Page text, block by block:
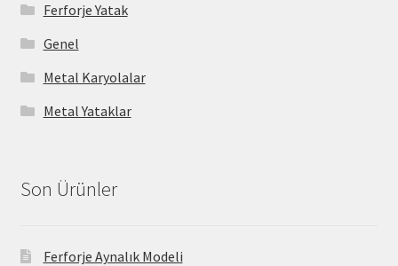
Ferforje Yatak
Genel
Metal Karyolalar
Metal Yataklar
Son Ürünler
Ferforje Aynalık Modeli